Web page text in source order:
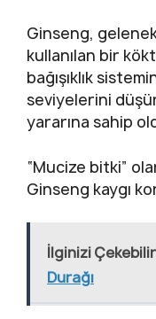
Ginseng,
kullanılan bir
bağışıklık
seviyelerini
yararına sahip
“Mucize bitki”
Ginseng kaygı
İlginizi
Durağı